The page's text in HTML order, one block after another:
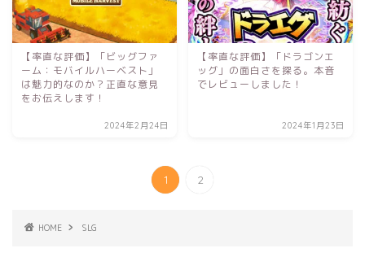
【率直な評価】「ビッグファ
ーム：モバイルハーベスト」
は魅力的なのか？正直な意見
をお伝えします！
2024年2月24日
【率直な評価】「ドラゴンエ
ッグ」の面白さを探る。本音
でレビューしました！
2024年1月23日
1 2
HOME SLG